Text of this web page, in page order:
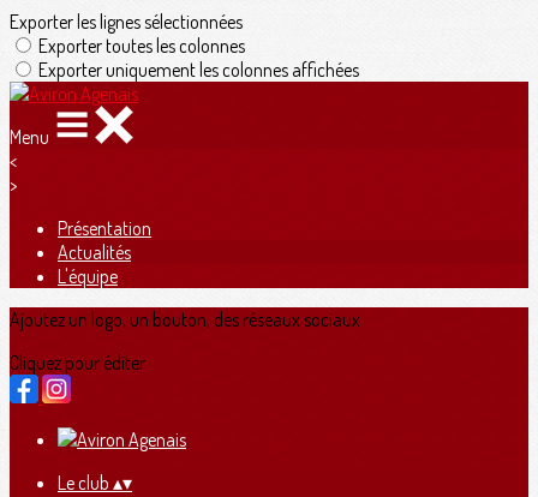
Exporter les lignes sélectionnées
Exporter toutes les colonnes
Exporter uniquement les colonnes affichées
Menu
<
>
Présentation
Actualités
L'équipe
Ajoutez un logo, un bouton, des réseaux sociaux
Cliquez pour éditer
Le club ▴▾